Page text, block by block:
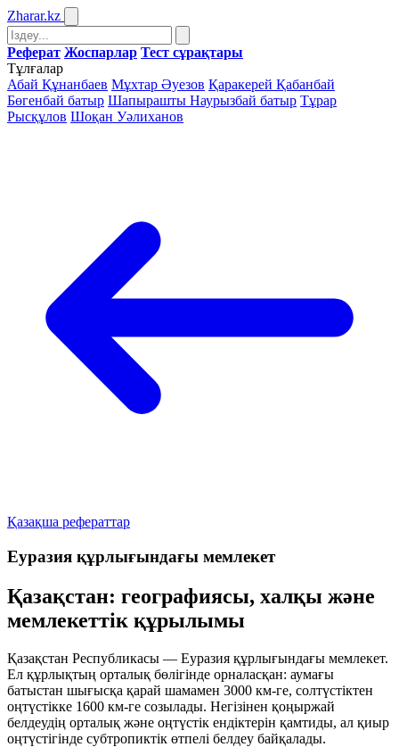
Zharar.kz
Реферат Жоспарлар Тест сұрақтары
Тұлғалар
Абай Құнанбаев Мұхтар Әуезов Қаракерей Қабанбай
Бөгенбай батыр Шапырашты Наурызбай батыр Тұрар
Рысқұлов Шоқан Уәлиханов
Қазақша рефераттар
Еуразия құрлығындағы мемлекет
Қазақстан: географиясы, халқы және
мемлекеттік құрылымы
Қазақстан Республикасы — Еуразия құрлығындағы мемлекет.
Ел құрлықтың орталық бөлігінде орналасқан: аумағы
батыстан шығысқа қарай шамамен 3000 км-ге, солтүстіктен
оңтүстікке 1600 км-ге созылады. Негізінен қоңыржай
белдеудің орталық және оңтүстік ендіктерін қамтиды, ал қиыр
оңтүстігінде субтропиктік өтпелі белдеу байқалады.